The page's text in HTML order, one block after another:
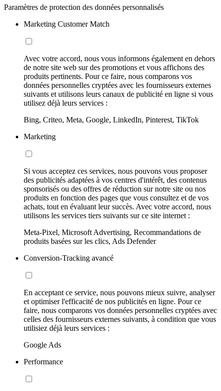
Paramètres de protection des données personnalisés
Marketing Customer Match
Avec votre accord, nous vous informons également en dehors
de notre site web sur des promotions et vous affichons des
produits pertinents. Pour ce faire, nous comparons vos
données personnelles cryptées avec les fournisseurs externes
suivants et utilisons leurs canaux de publicité en ligne si vous
utilisez déjà leurs services :
Bing, Criteo, Meta, Google, LinkedIn, Pinterest, TikTok
Marketing
Si vous acceptez ces services, nous pouvons vous proposer
des publicités adaptées à vos centres d'intérêt, des contenus
sponsorisés ou des offres de réduction sur notre site ou nos
produits en fonction des pages que vous consultez et de vos
achats, tout en évaluant leur succès. Avec votre accord, nous
utilisons les services tiers suivants sur ce site internet :
Meta-Pixel, Microsoft Advertising, Recommandations de
produits basées sur les clics, Ads Defender
Conversion-Tracking avancé
En acceptant ce service, nous pouvons mieux suivre, analyser
et optimiser l'efficacité de nos publicités en ligne. Pour ce
faire, nous comparons vos données personnelles cryptées avec
celles des fournisseurs externes suivants, à condition que vous
utilisiez déjà leurs services :
Google Ads
Performance